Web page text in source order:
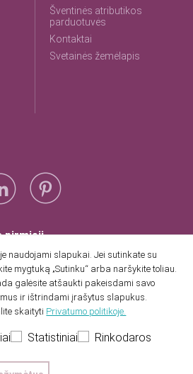
Šventinės atributikos
parduotuvės
Kontaktai
Svetainės žemėlapis
pirmieji
privatumo politika.
naudojami slapukai. Jei sutinkate su
mygtuką „Sutinku“ arba naršykite toliau.
galėsite atšaukti pakeisdami savo
ir ištrindami įrašytus slapukus.
skaityti Privatumo politikoje.
Statistiniai Rinkodaros